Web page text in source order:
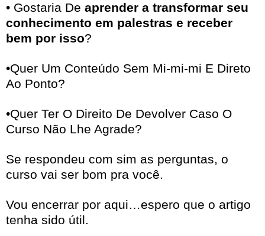
• Gostaria De aprender a transformar seu
conhecimento em palestras e receber
bem por isso?
•Quer Um Conteúdo Sem Mi-mi-mi E Direto
Ao Ponto?
•Quer Ter O Direito De Devolver Caso O
Curso Não Lhe Agrade?
Se respondeu com sim as perguntas, o
curso vai ser bom pra você.
Vou encerrar por aqui…espero que o artigo
tenha sido útil.